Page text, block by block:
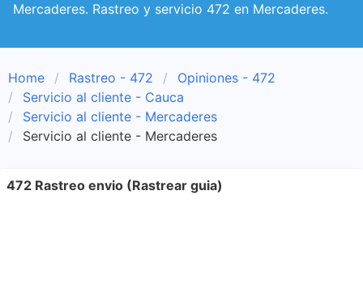
Mercaderes. Rastreo y servicio 472 en Mercaderes.
Home Rastreo - 472
Opiniones - 472
Servicio al cliente - Cauca
Servicio al cliente - Mercaderes
Servicio al cliente - Mercaderes
472 Rastreo envio (Rastrear guia)